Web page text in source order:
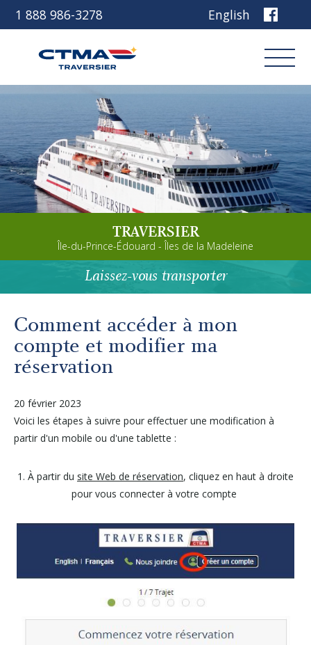
1 888 986-3278 English
À propos
Carrières
Infolettre
Découvrez notre navire
Planifiez votre voyage
Avant de partir
Autres services
Connexion
Réservez
TRAVERSIER
Île-du-Prince-Édouard - Îles de la Madeleine
Laissez-vous transporter
Comment accéder à mon
compte et modifier ma
réservation
20 février 2023
Voici les étapes à suivre pour effectuer une modification à
partir d'un mobile ou d'une tablette :
1. À partir du site Web de réservation, cliquez en haut à droite
pour vous connecter à votre compte